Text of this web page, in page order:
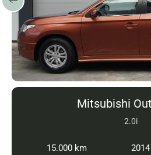
Contact
Mitsubishi
2.0i
15.000 km 2014